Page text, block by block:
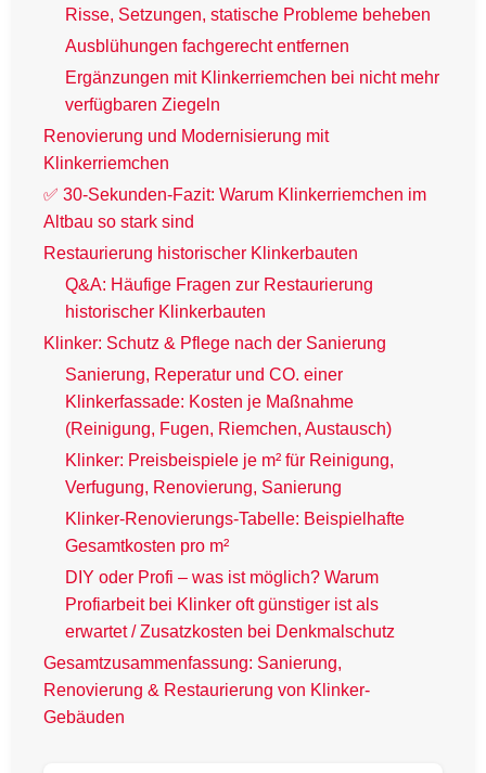
Risse, Setzungen, statische Probleme beheben
Ausblühungen fachgerecht entfernen
Ergänzungen mit Klinkerriemchen bei nicht mehr
verfügbaren Ziegeln
Renovierung und Modernisierung mit
Klinkerriemchen
✅ 30-Sekunden-Fazit: Warum Klinkerriemchen im
Altbau so stark sind
Restaurierung historischer Klinkerbauten
Q&A: Häufige Fragen zur Restaurierung
historischer Klinkerbauten
Klinker: Schutz & Pflege nach der Sanierung
Sanierung, Reperatur und CO. einer
Klinkerfassade: Kosten je Maßnahme
(Reinigung, Fugen, Riemchen, Austausch)
Klinker: Preisbeispiele je m² für Reinigung,
Verfugung, Renovierung, Sanierung
Klinker-Renovierungs-Tabelle: Beispielhafte
Gesamtkosten pro m²
DIY oder Profi – was ist möglich? Warum
Profiarbeit bei Klinker oft günstiger ist als
erwartet / Zusatzkosten bei Denkmalschutz
Gesamtzusammenfassung: Sanierung,
Renovierung & Restaurierung von Klinker-
Gebäuden